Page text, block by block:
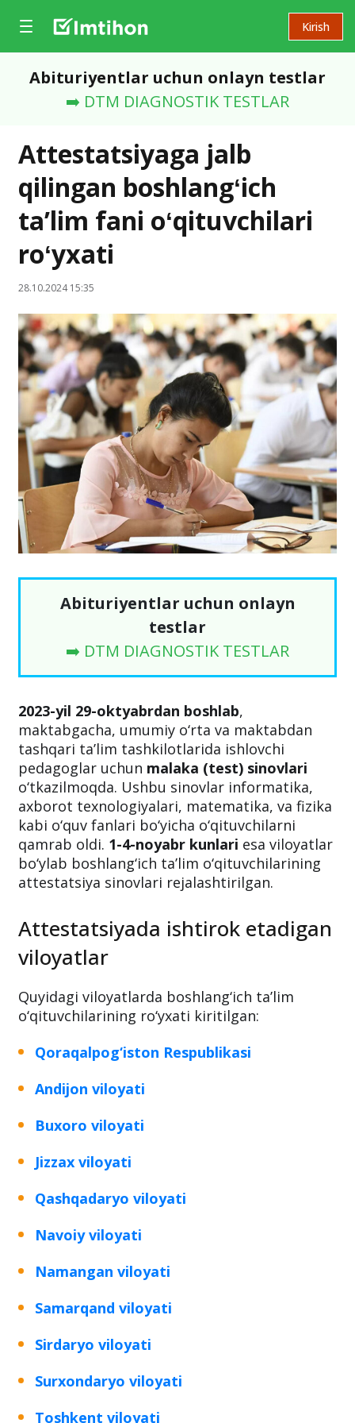
Kirish
Abituriyentlar uchun onlayn testlar
➡️ DTM DIAGNOSTIK TESTLAR
Attestatsiyaga jalb
qilingan boshlangʻich
ta’lim fani oʻqituvchilari
roʻyxati
28.10.2024 15:35
Abituriyentlar uchun onlayn
testlar
➡️ DTM DIAGNOSTIK TESTLAR
2023-yil 29-oktyabrdan boshlab,
maktabgacha, umumiy o‘rta va maktabdan
tashqari ta’lim tashkilotlarida ishlovchi
pedagoglar uchun malaka (test) sinovlari
o‘tkazilmoqda. Ushbu sinovlar informatika,
axborot texnologiyalari, matematika, va fizika
kabi o‘quv fanlari bo‘yicha o‘qituvchilarni
qamrab oldi. 1-4-noyabr kunlari esa viloyatlar
bo‘ylab boshlang‘ich ta’lim o‘qituvchilarining
attestatsiya sinovlari rejalashtirilgan.
Attestatsiyada ishtirok etadigan
viloyatlar
Quyidagi viloyatlarda boshlang‘ich ta’lim
o‘qituvchilarining ro‘yxati kiritilgan:
Qoraqalpog‘iston Respublikasi
Andijon viloyati
Buxoro viloyati
Jizzax viloyati
Qashqadaryo viloyati
Navoiy viloyati
Namangan viloyati
Samarqand viloyati
Sirdaryo viloyati
Surxondaryo viloyati
Toshkent viloyati